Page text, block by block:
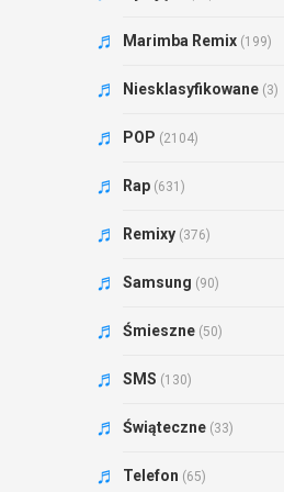
Marimba Remix (199)
Niesklasyfikowane (3)
POP (2104)
Rap (631)
Remixy (376)
Samsung (90)
Śmieszne (50)
SMS (130)
Świąteczne (33)
Telefon (65)